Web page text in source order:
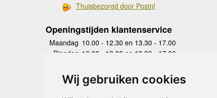
Wij gebruiken cookies
Thuisbezorgd door Postnl
Openingstijden klantenservice
Maandag 10.00 - 12.30 en 13.30 - 17.00
Dinsdag 10.00 - 12.30 en 13.30 - 17.00
Donderdag
10.00 - 12.30 en 13.30 - 17.00
Vrijdag 10.00 - 12.30 en 13.30 - 17.00
Zaterdag
gesloten